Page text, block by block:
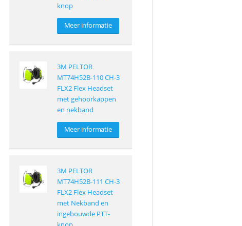
knop
Meer informatie
3M PELTOR
MT74H52B-110 CH-3
FLX2 Flex Headset
met gehoorkappen
en nekband
Meer informatie
3M PELTOR
MT74H52B-111 CH-3
FLX2 Flex Headset
met Nekband en
ingebouwde PTT-